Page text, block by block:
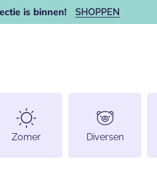
is binnen! SHOPPEN
Zomer Diversen